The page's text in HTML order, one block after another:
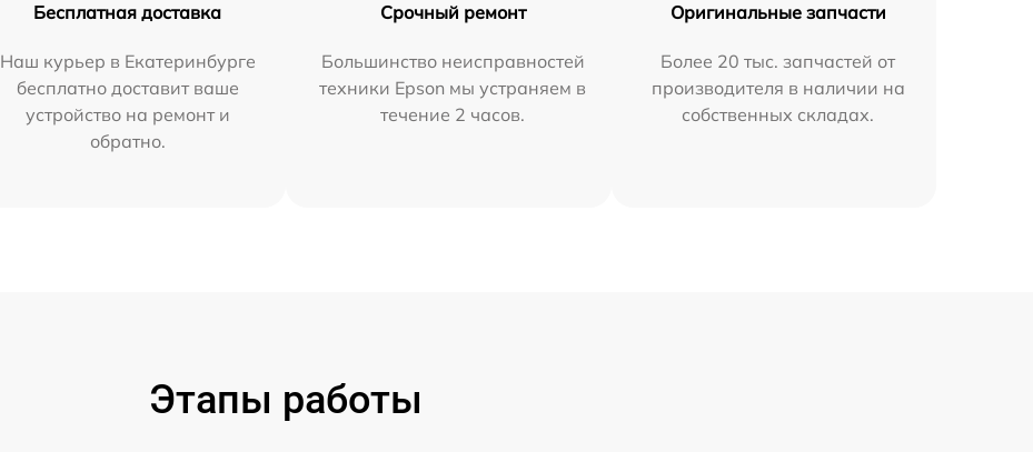
Бесплатная доставка
Наш курьер в Екатеринбурге
бесплатно доставит ваше
устройство на ремонт и
обратно.
Срочный ремонт
Большинство неисправностей
техники Epson мы устраняем в
течение 2 часов.
Оригинальные запчасти
Более 20 тыс. запчастей от
производителя в наличии на
собственных складах.
Этапы работы